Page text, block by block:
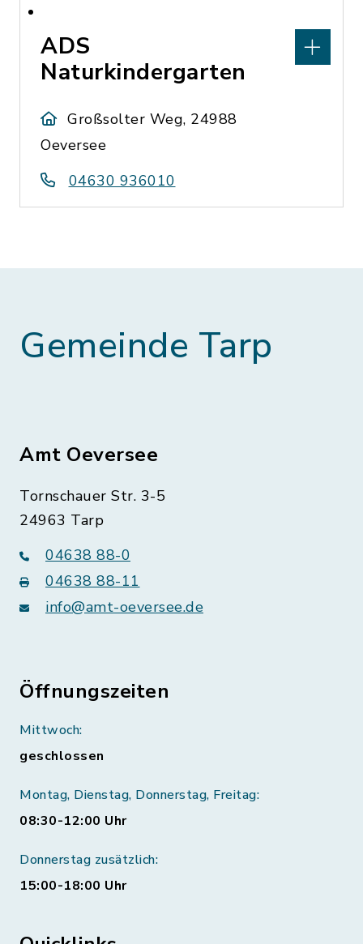
ADS
Naturkindergarten
Großsolter Weg, 24988
Oeversee
04630 936010
Gemeinde Tarp
Amt Oeversee
Tornschauer Str. 3-5
24963 Tarp
04638 88-0
04638 88-11
info@amt-oeversee.de
Öffnungszeiten
Mittwoch:
geschlossen
Montag, Dienstag, Donnerstag, Freitag:
08:30-12:00 Uhr
Donnerstag zusätzlich:
15:00-18:00 Uhr